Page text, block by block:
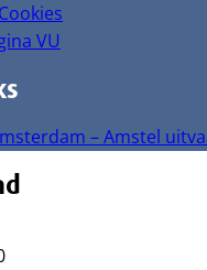
VU
– Amstel